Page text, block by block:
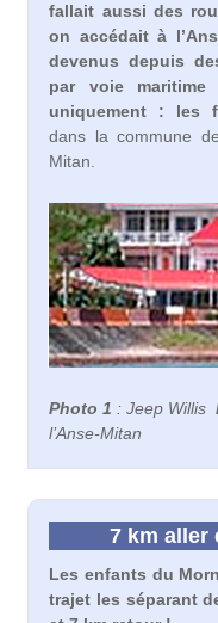
fallait aussi des
on accédait à
devenus depuis
par voie
uniquement : les
dans la commune
Mitan.
Photo 1 : Jeep Willis
l’Anse-Mitan
7 km aller
Les enfants du
trajet les séparant